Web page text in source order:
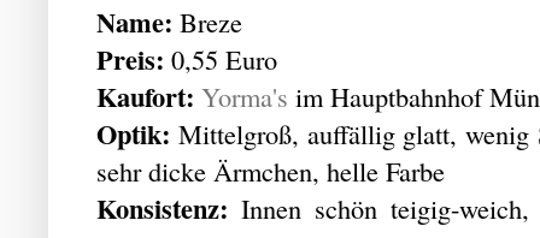
Name: Breze
Preis: 0,55 Euro
Kaufort: Yorma's im Hauptbahnhof
Optik: Mittelgroß, auffällig glatt, wenig
sehr dicke Ärmchen, helle Farbe
Konsistenz: Innen schön teigig-